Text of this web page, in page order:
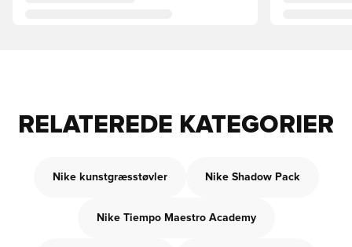
RELATEREDE KATEGORIER
Nike kunstgræsstøvler Nike Shadow Pack
Nike Tiempo Maestro Academy